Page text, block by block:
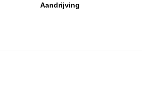
Aandrijving
Verbruik stad